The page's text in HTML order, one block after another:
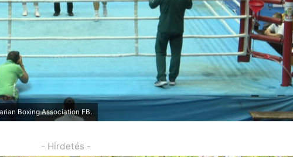
Boxing Association FB.
- Hirdetés -